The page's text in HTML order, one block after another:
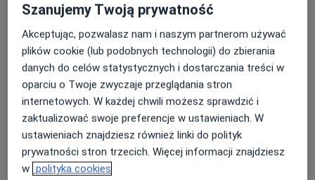
SICIAK MED
Medycyna rodzinna, Interna, Dietetyka · Więcej
30 opinii
Ozimska 53 lok. 2, Opole• Mapa
Konsultacja lekarza rodzinnego
lek. Piotr Bator
Szanujemy Twoją prywatność
Akceptując, pozwalasz nam i naszym partnerom używać
plików cookie (lub podobnych technologii) do zbierania
danych do celów statystycznych i dostarczania treści w
oparciu o Twoje zwyczaje przeglądania stron
internetowych. W każdej chwili możesz sprawdzić i
zaktualizować swoje preferencje w ustawieniach. W
ustawieniach znajdziesz również linki do polityk
prywatności stron trzecich. Więcej informacji znajdziesz
w polityka cookies